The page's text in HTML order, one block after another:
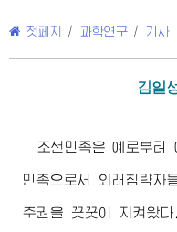
첫페지 / 과학연구 / 기사
김일
조선민족은 예로부터
민족으로서 외래침략자
주권을 꿋꿋이 지켜왔